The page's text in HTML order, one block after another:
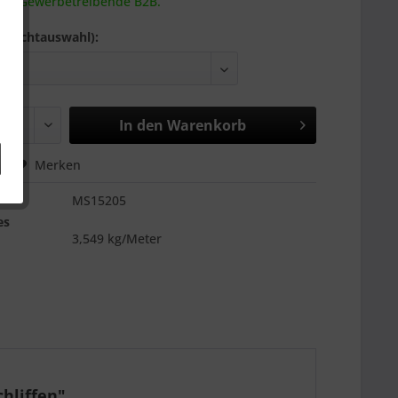
In den Warenkorb
Merken
MS15205
3,549 kg/Meter